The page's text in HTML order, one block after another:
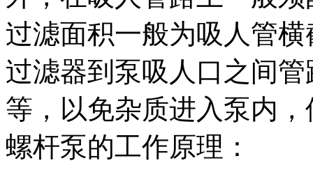
过滤面积一般为吸人管
过滤器到泵吸人口之间
等，以免杂质进入泵内，
螺杆泵的工作原理：